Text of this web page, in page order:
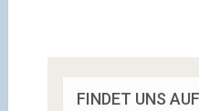
FINDET UNS